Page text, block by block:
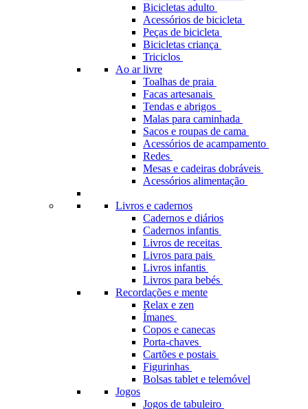
Bicicletas adulto
Acessórios de bicicleta
Peças de bicicleta
Bicicletas criança
Triciclos
Ao ar livre
Toalhas de praia
Facas artesanais
Tendas e abrigos
Malas para caminhada
Sacos e roupas de cama
Acessórios de acampamento
Redes
Mesas e cadeiras dobráveis
Acessórios alimentação
Livros e cadernos
Cadernos e diários
Cadernos infantis
Livros de receitas
Livros para pais
Livros infantis
Livros para bebés
Recordações e mente
Relax e zen
Ímanes
Copos e canecas
Porta-chaves
Cartões e postais
Figurinhas
Bolsas tablet e telemóvel
Jogos
Jogos de tabuleiro